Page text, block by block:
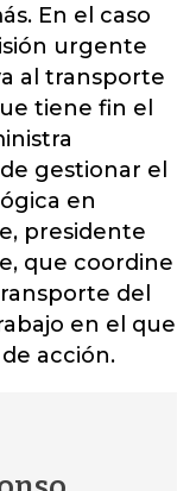
En el caso
urgente
al transporte
tiene fin el
gestionar el
en
presidente
que coordine
del
en el que
acción.